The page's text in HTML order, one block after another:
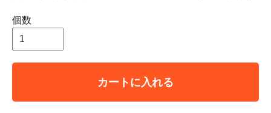
個数
カートに入れる